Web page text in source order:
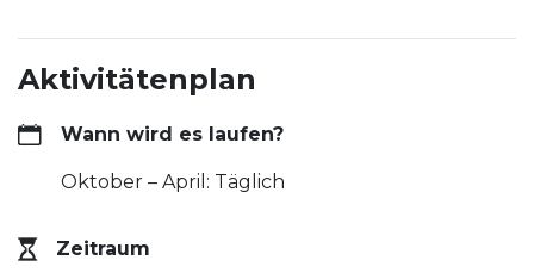
Aktivitätenplan
Wann wird es laufen?
Oktober – April: Täglich
Zeitraum